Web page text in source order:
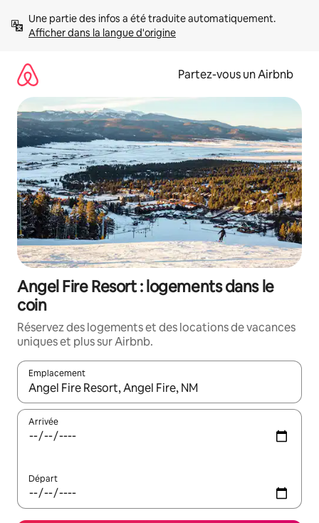
directement
Afficher dans la langue d'origine
Partez-vous un Airbnb
Angel Fire Resort : logements dans le
coin
Réservez des logements et des locations de vacances
uniques et plus sur Airbnb.
Emplacement
Quand les résultats sont affichés, parcourez-les en utilisant
Arrivée
Départ